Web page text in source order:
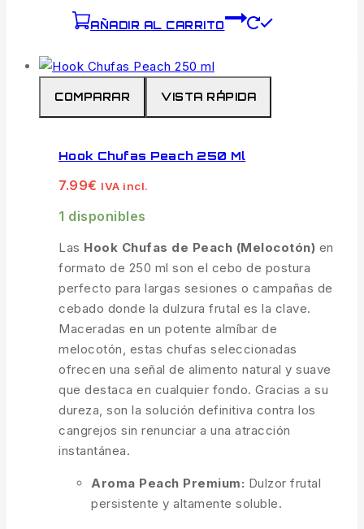
AÑADIR AL CARRITO
COMPARAR VISTA RÁPIDA
Hook Chufas Peach 250 Ml
7.99€ IVA incl.
1 disponibles
Las Hook Chufas de Peach (Melocotón) en
formato de 250 ml son el cebo de postura
perfecto para largas sesiones o campañas de
cebado donde la dulzura frutal es la clave.
Maceradas en un potente almíbar de
melocotón, estas chufas seleccionadas
ofrecen una señal de alimento natural y suave
que destaca en cualquier fondo. Gracias a su
dureza, son la solución definitiva contra los
cangrejos sin renunciar a una atracción
instantánea.
Aroma Peach Premium: Dulzor frutal
persistente y altamente soluble.